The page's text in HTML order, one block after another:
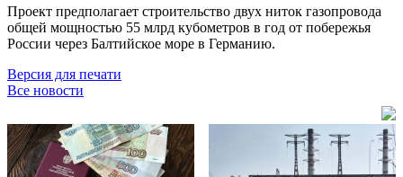
Проект предполагает строительство двух ниток газопровода
общей мощностью 55 млрд кубометров в год от побережья
России через Балтийское море в Германию.
Версия для печати
Все новости